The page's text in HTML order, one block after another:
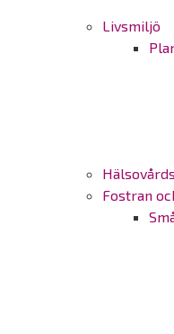
Livsmiljö
Fostran